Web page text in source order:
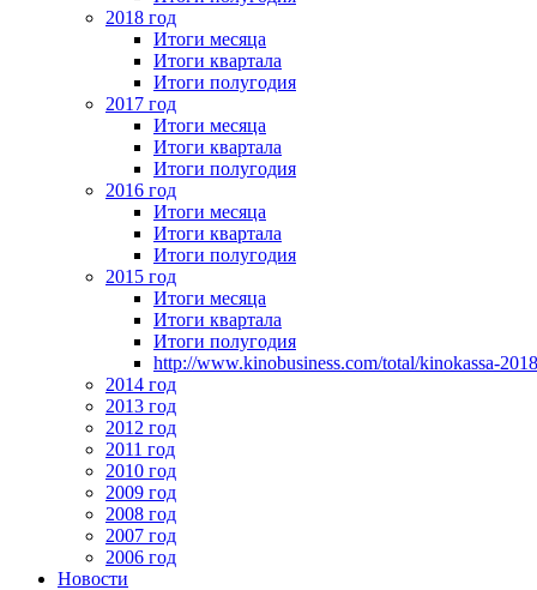
2018 год
Итоги месяца
Итоги квартала
Итоги полугодия
2017 год
Итоги месяца
Итоги квартала
Итоги полугодия
2016 год
Итоги месяца
Итоги квартала
Итоги полугодия
2015 год
Итоги месяца
Итоги квартала
Итоги полугодия
http://www.kinobusiness.com/total/kinokassa-
2014 год
2013 год
2012 год
2011 год
2010 год
2009 год
2008 год
2007 год
2006 год
Новости